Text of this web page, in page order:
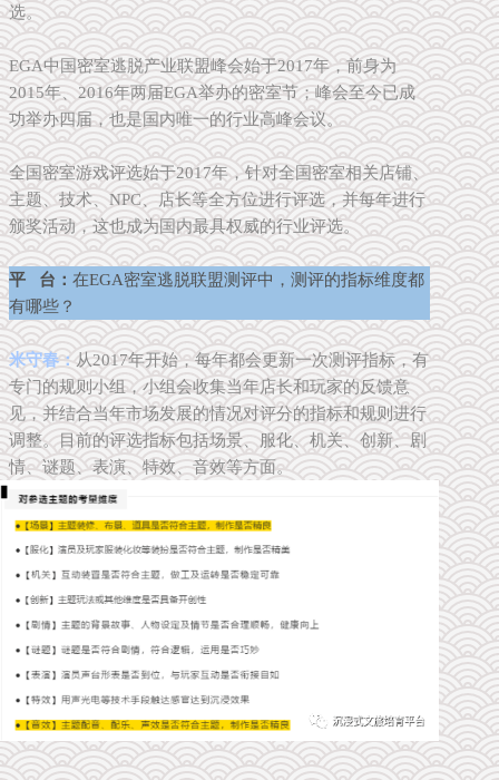
选。
EGA中国密室逃脱产业联盟峰会始于2017年，前身为
2015年、2016年两届EGA举办的密室节；峰会至今已成
功举办四届，也是国内唯一的行业高峰会议。
全国密室游戏评选始于2017年，针对全国密室相关店铺、
主题、技术、NPC、店长等全方位进行评选，并每年进行
颁奖活动，这也成为国内最具权威的行业评选。
平 台： 在EGA密室逃脱联盟测评中，测评的指标维度都
有哪些？
米守春：从2017年开始，每年都会更新一次测评指标，有
专门的规则小组，小组会收集当年店长和玩家的反馈意
见，并结合当年市场发展的情况对评分的指标和规则进行
调整。目前的评选指标包括场景、服化、机关、创新、剧
情、谜题、表演、特效、音效等方面。